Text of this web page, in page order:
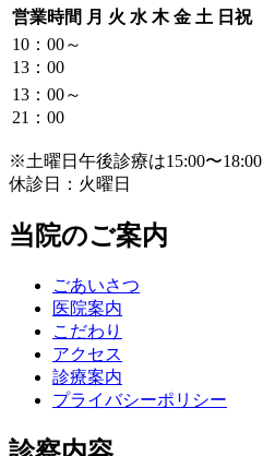
営業時間 月 火 水 木 金 土 日祝
10：00～
13：00
13：00～
21：00
※土曜日午後診療は15:00〜18:00
休診日：火曜日
当院のご案内
ごあいさつ
医院案内
こだわり
アクセス
診療案内
プライバシーポリシー